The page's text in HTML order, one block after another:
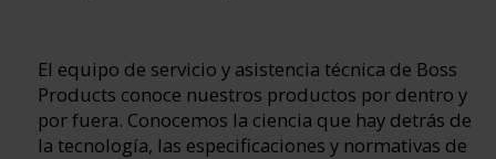
El equipo de servicio y asistencia técnica de Boss
Products conoce nuestros productos por dentro y
por fuera. Conocemos la ciencia que hay detrás de
la tecnología, las especificaciones y normativas de